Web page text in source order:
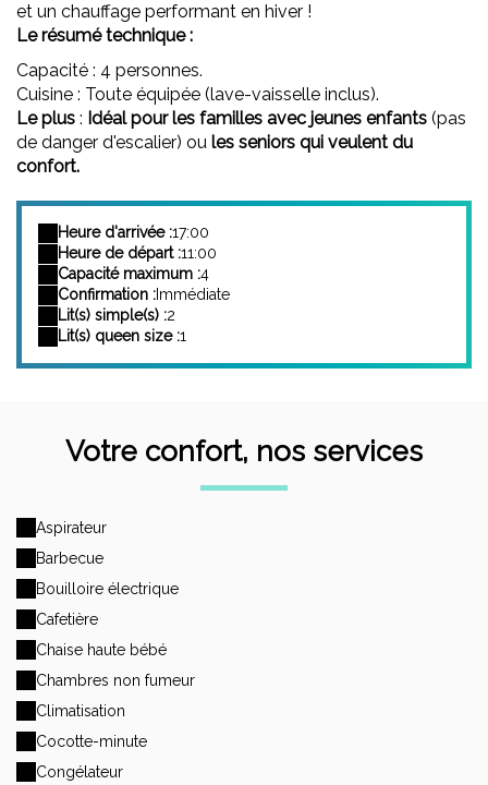
et un chauffage performant en hiver !
Le résumé technique :
Capacité : 4 personnes.
Cuisine : Toute équipée (lave-vaisselle inclus).
Le plus : Idéal pour les familles avec jeunes enfants (pas
de danger d'escalier) ou les seniors qui veulent du
confort.
Heure d'arrivée :17:00
Heure de départ :11:00
Capacité maximum :4
Confirmation : Immédiate
Lit(s) simple(s) :2
Lit(s) queen size :1
Votre confort, nos services
Aspirateur
Barbecue
Bouilloire électrique
Cafetière
Chaise haute bébé
Chambres non fumeur
Climatisation
Cocotte-minute
Congélateur